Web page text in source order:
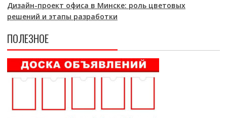
Дизайн-проект офиса в Минске: роль цветовых
решений и этапы разработки
ПОЛЕЗНОЕ